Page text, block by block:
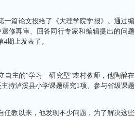
一篇论文投给了《大理学院学报》。通过编
修再审、回答同行专家和编辑提出的问题
4期上发表了。
主的“学习—研究型”农村教师，他陶醉在
持泸溪县小学课题研究1项、参与省级课题
教以来，他发现不少问题，为了解决这些